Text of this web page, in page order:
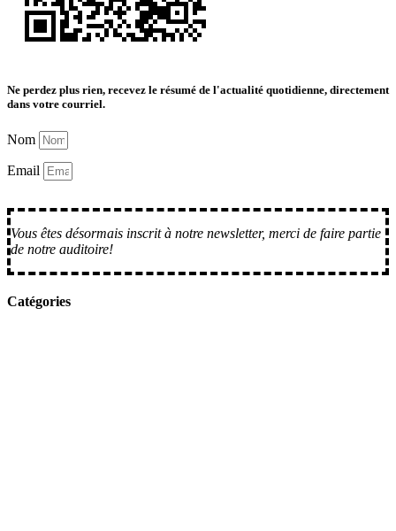
Ne perdez plus rien, recevez le résumé de l'actualité quotidienne, directement
dans votre courriel.
Nom
Email
Vous êtes désormais inscrit à notre newsletter, merci de faire partie
de notre auditoire!
Catégories